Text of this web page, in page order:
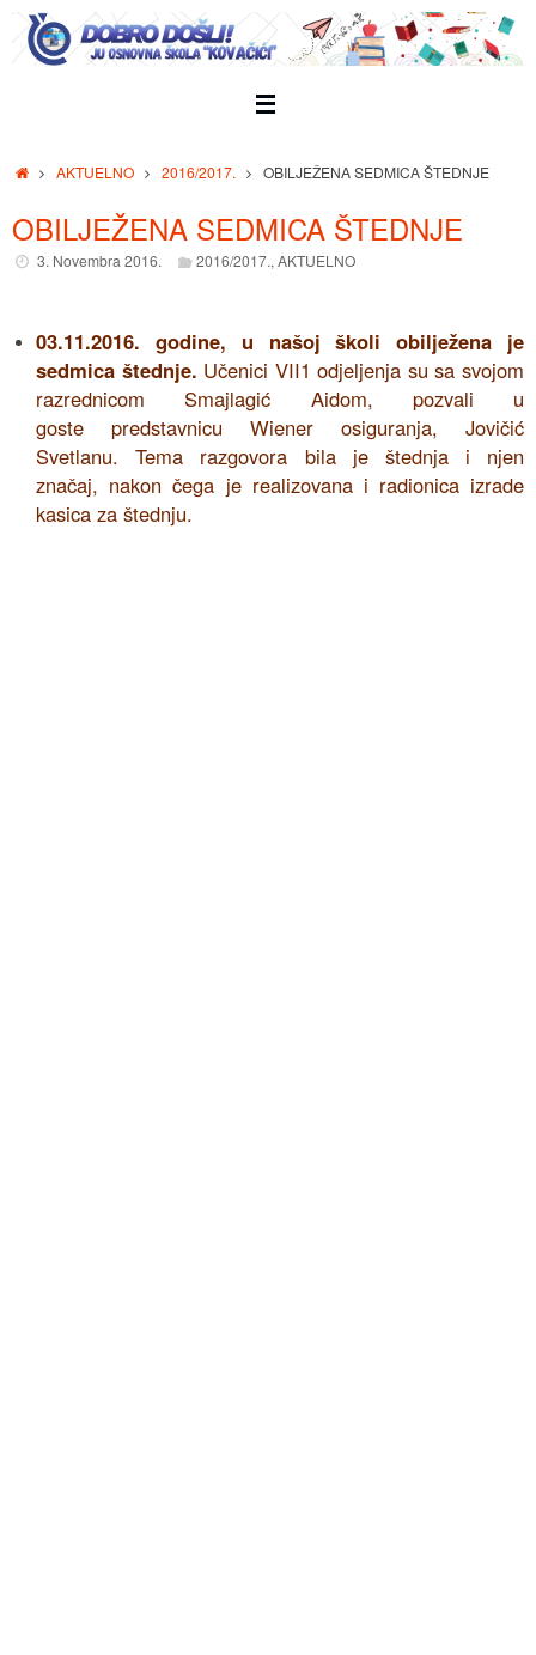
Skip
content
HomeAKTUELNO 2016/2017. OBILJEŽENA SEDMICA ŠTEDNJE
OBILJEŽENA SEDMICA ŠTEDNJE
3. Novembra 2016. 2016/2017.,AKTUELNO
03.11.2016. godine, u našoj školi obilježena je
sedmica štednje. Učenici VII1 odjeljenja su sa svojom
razrednicom Smajlagić Aidom, pozvali u
goste predstavnicu Wiener osiguranja, Jovičić
Svetlanu. Tema razgovora bila je štednja i njen
značaj, nakon čega je realizovana i radionica izrade
kasica za štednju.